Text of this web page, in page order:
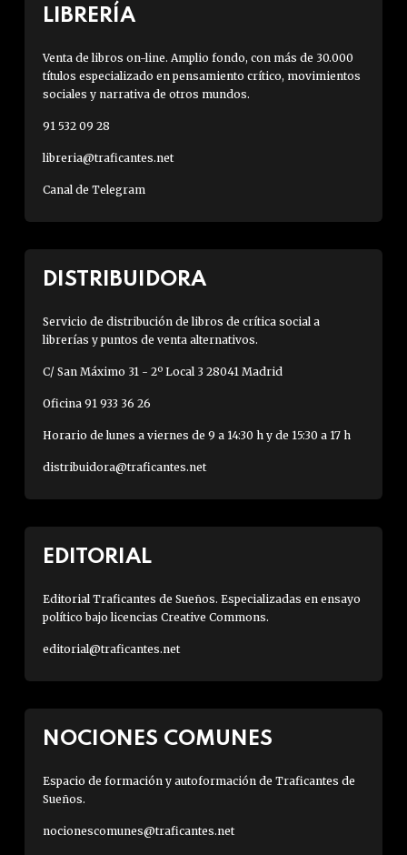
LIBRERÍA
Venta de libros on-line. Amplio fondo, con más de 30.000
títulos especializado en pensamiento crítico, movimientos
sociales y narrativa de otros mundos.
91 532 09 28
libreria@traficantes.net
Canal de Telegram
DISTRIBUIDORA
Servicio de distribución de libros de crítica social a
librerías y puntos de venta alternativos.
C/ San Máximo 31 - 2º Local 3 28041 Madrid
Oficina 91 933 36 26
Horario de lunes a viernes de 9 a 14:30 h y de 15:30 a 17 h
distribuidora@traficantes.net
EDITORIAL
Editorial Traficantes de Sueños. Especializadas en ensayo
político bajo licencias Creative Commons.
editorial@traficantes.net
NOCIONES COMUNES
Espacio de formación y autoformación de Traficantes de
Sueños.
nocionescomunes@traficantes.net